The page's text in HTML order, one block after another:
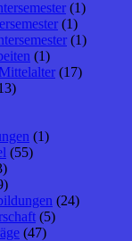
(1)
(1)
(1)
(1)
(17)
(1)
(55)
(24)
(5)
(47)